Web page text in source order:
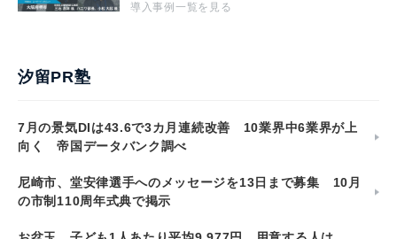
導入事例一覧を見る
汐留PR塾
7月の景気DIは43.6で3カ月連続改善 10業界中6業界が上
向く 帝国データバンク調べ
尼崎市、堂安律選手へのメッセージを13日まで募集 10月
の市制110周年式典で掲示